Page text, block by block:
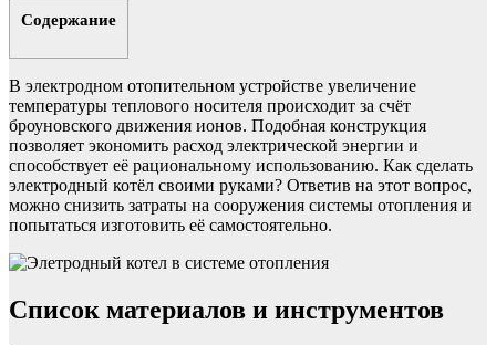
Содержание
В электродном отопительном устройстве увеличение
температуры теплового носителя происходит за счёт
броуновского движения ионов. Подобная конструкция
позволяет экономить расход электрической энергии и
способствует её рациональному использованию. Как сделать
электродный котёл своими руками? Ответив на этот вопрос,
можно снизить затраты на сооружения системы отопления и
попытаться изготовить её самостоятельно.
Список материалов и инструментов